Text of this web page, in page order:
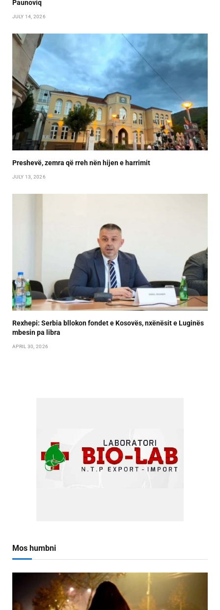
Paunoviq
JULY 14, 2026
Preshevë, zemra që rreh nën hijen e harrimit
JULY 13, 2026
Rexhepi: Serbia bllokon fondet e Kosovës, nxënësit e Luginës
mbesin pa libra
APRIL 30, 2026
Mos humbni